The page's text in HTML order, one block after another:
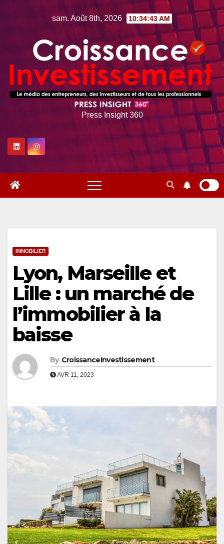
sam. Août 8th, 2026 10:34:44 AM
Press Insight 360
IMMOBILIER
Lyon, Marseille et
Lille : un marché de
l’immobilier à la
baisse
By CroissanceInvestissement
AVR 11, 2023